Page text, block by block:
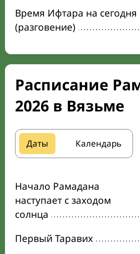
Время Ифтара на сегодня
(разговение)
Расписание
2026 в Вязьме
Даты Календарь
Начало Рамадана
наступает с заходом
солнца
Первый Таравих